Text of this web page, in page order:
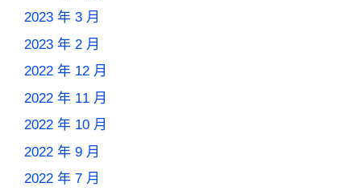
2023 年 3 月
2023 年 2 月
2022 年 12 月
2022 年 11 月
2022 年 10 月
2022 年 9 月
2022 年 7 月